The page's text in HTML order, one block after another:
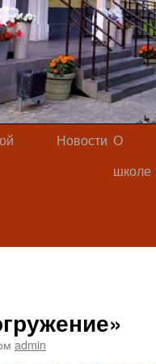
Новости О
школе
admin